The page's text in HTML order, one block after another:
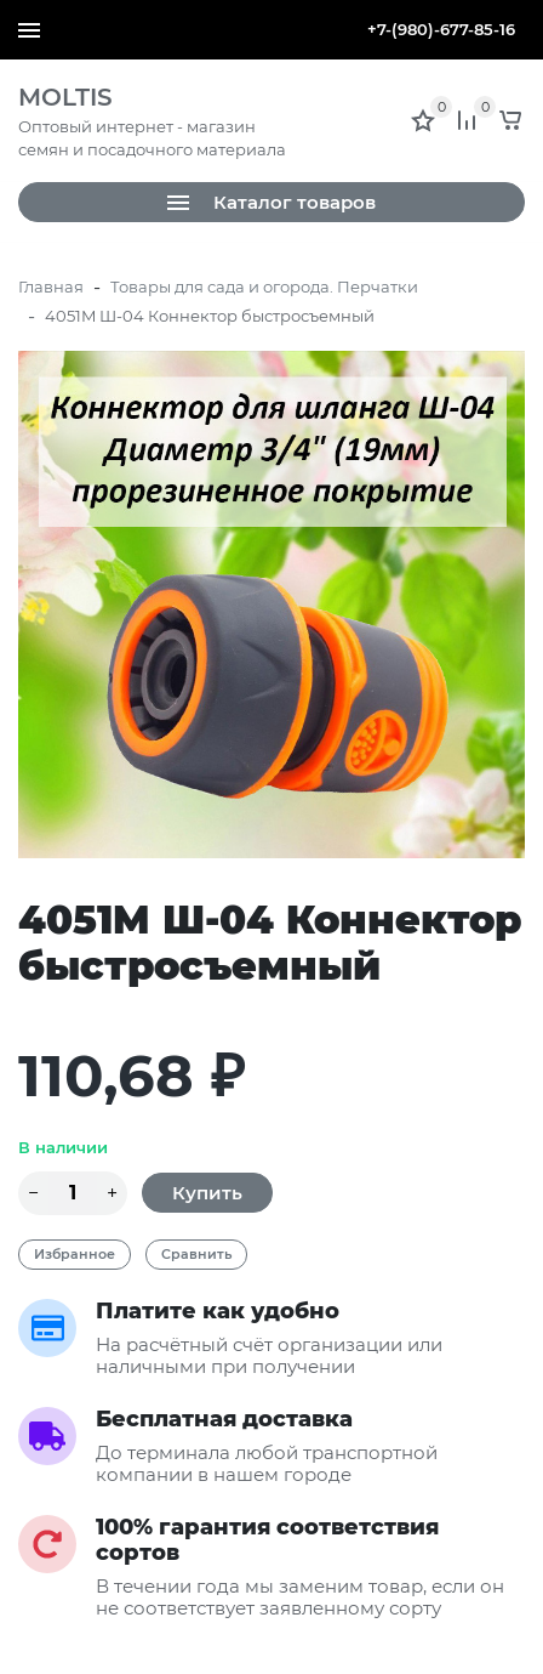
+7-(980)-677-85-16
MOLTIS
Оптовый интернет - магазин
семян и посадочного материала
0 0
Каталог товаров
Главная - Товары для сада и огорода. Перчатки
- 4051M Ш-04 Коннектор быстросъемный
4051M Ш-04 Коннектор
быстросъемный
110,68 ₽
В наличии
Избранное Сравнить
Платите как удобно
На расчётный счёт организации или
наличными при получении
Бесплатная доставка
До терминала любой транспортной
компании в нашем городе
100% гарантия соответствия
сортов
В течении года мы заменим товар, если он
не соответствует заявленному сорту